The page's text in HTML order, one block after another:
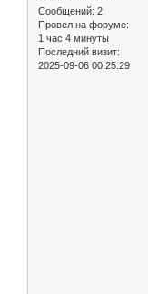
Сообщений: 2
Провел на форуме:
1 час 4 минуты
Последний визит:
2025-09-06 00:25:29